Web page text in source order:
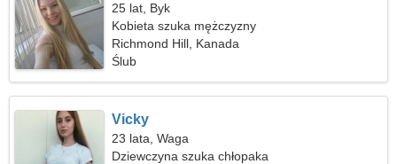
25 lat, Byk
Kobieta szuka mężczyzny
Richmond Hill, Kanada
Ślub
Vicky
23 lata, Waga
Dziewczyna szuka chłopaka